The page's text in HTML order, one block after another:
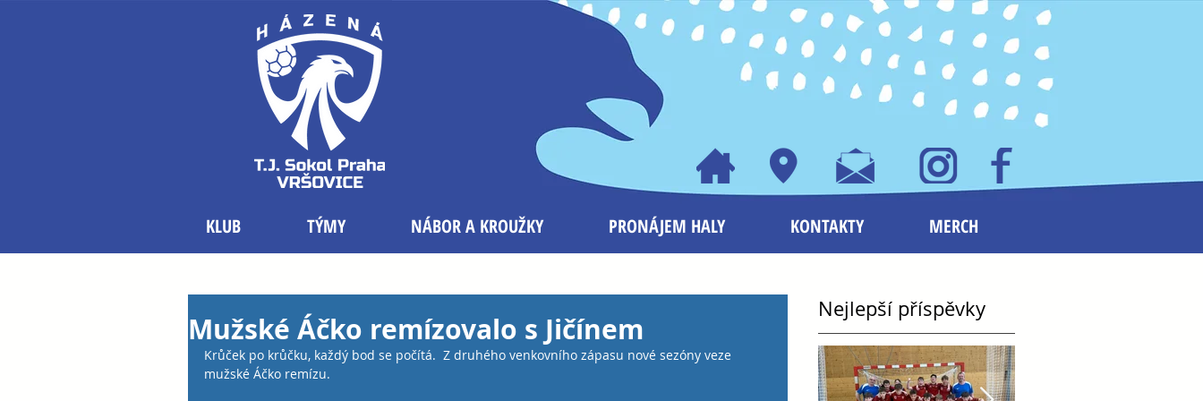
KLUB TÝMY NÁBOR A KROUŽKY PRONÁJEM HALY KONTAKTY MERCH
Mužské Áčko remízovalo s Jičínem
Krůček po krůčku, každý bod se počítá.  Z druhého venkovního zápasu nové sezóny veze
mužské Áčko remízu.
Nejlepší příspěvky